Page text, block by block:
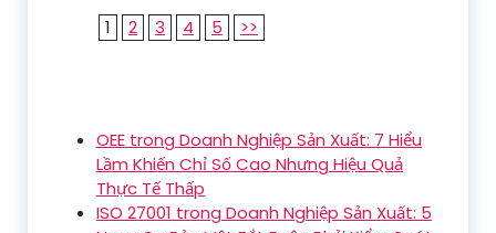
1 2 3 4 5 >>
OEE trong Doanh Nghiệp Sản Xuất: 7 Hiểu
Lầm Khiến Chỉ Số Cao Nhưng Hiệu Quả
Thực Tế Thấp
ISO 27001 trong Doanh Nghiệp Sản Xuất: 5